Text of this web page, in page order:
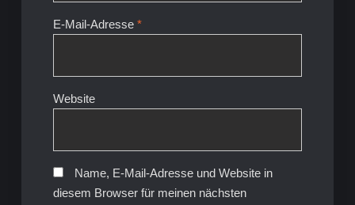
E-Mail-Adresse *
Website
Name, E-Mail-Adresse und Website in
diesem Browser für meinen nächsten